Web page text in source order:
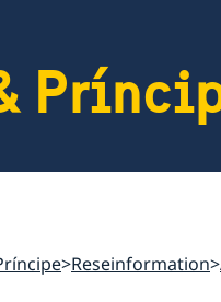
Reseinformation